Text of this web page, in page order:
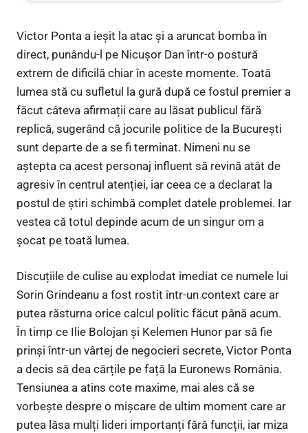
Victor Ponta a ieșit la atac și a aruncat bomba în
direct, punându-l pe Nicușor Dan într-o postură
extrem de dificilă chiar în aceste momente. Toată
lumea stă cu sufletul la gură după ce fostul premier a
făcut câteva afirmații care au lăsat publicul fără
replică, sugerând că jocurile politice de la București
sunt departe de a se fi terminat. Nimeni nu se
aștepta ca acest personaj influent să revină atât de
agresiv în centrul atenției, iar ceea ce a declarat la
postul de știri schimbă complet datele problemei. Iar
vestea că totul depinde acum de un singur om a
șocat pe toată lumea.
Discuțiile de culise au explodat imediat ce numele lui
Sorin Grindeanu a fost rostit într-un context care ar
putea răsturna orice calcul politic făcut până acum.
În timp ce Ilie Bolojan și Kelemen Hunor par să fie
prinși într-un vârtej de negocieri secrete, Victor Ponta
a decis să dea cărțile pe față la Euronews România.
Tensiunea a atins cote maxime, mai ales că se
vorbește despre o mișcare de ultim moment care ar
putea lăsa mulți lideri importanți fără funcții, iar miza